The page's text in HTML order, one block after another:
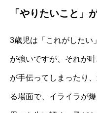
「やりたいこと」
3歳児は「これがしたい
が強いですが、それが
が手伝ってしまったり
る場面で、イライラが